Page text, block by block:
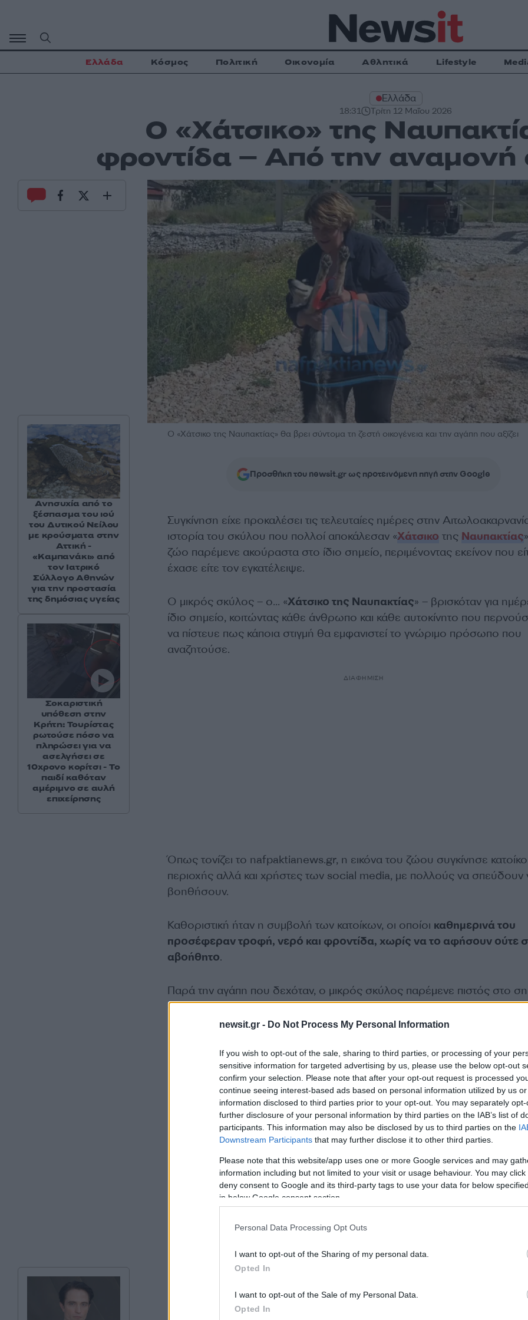
newsit.gr - Do Not Process My Personal Information
If you wish to opt-out of the sale, sharing to third parties, or processing of your
sensitive information for targeted advertising by us, please use the below opt-out
confirm your selection. Please note that after your opt-out request is processed
continue seeing interest-based ads based on personal information utilized by us
information disclosed to third parties prior to your opt-out. You may separately
further disclosure of your personal information by third parties on the IAB’s list of
participants. This information may also be disclosed by us to third parties on the
Downstream Participants that may further disclose it to other third parties.
Please note that this website/app uses one or more Google services and may
information including but not limited to your visit or usage behaviour. You may
deny consent to Google and its third-party tags to use your data for below
in below Google consent section.
Personal Data Processing Opt Outs
I want to opt-out of the Sharing of my personal data.
Opted In
I want to opt-out of the Sale of my Personal Data.
Opted In
περιεχόμενο
Ελλάδα Κόσμος Πολιτική Οικονομία Αθλητικά Lifestyle
Ελλάδα
18:31 Τρίτη 12 Μαΐου 2026
Ο «Χάτσικο» της
φροντίδα – Από την αναμονή
Ο «Χάτσικο της Ναυπακτίας» θα βρει σύντομα τη ζεστή οικογένεια και την αγάπη που αξίζει
Προσθήκη του newsit.gr ως προτεινόμενη πηγή στην Google
Συγκίνηση είχε προκαλέσει τις τελευταίες ημέρες στην
ιστορία του σκύλου που πολλοί αποκάλεσαν «Χάτσικο της Ναυπακτίας
ζώο παρέμενε ακούραστα στο ίδιο σημείο, περιμένοντας εκείνον που
έχασε είτε τον εγκατέλειψε.
Ο μικρός σκύλος – ο… «Χάτσικο της Ναυπακτίας» – βρισκόταν για
ίδιο σημείο, κοιτώντας κάθε άνθρωπο και κάθε αυτοκίνητο που
να πίστευε πως κάποια στιγμή θα εμφανιστεί το γνώριμο πρόσωπο που
αναζητούσε.
ΔΙΑΦΗΜΙΣΗ
Όπως τονίζει το nafpaktianews.gr, η εικόνα του ζώου συγκίνησε
περιοχής αλλά και χρήστες των social media, με πολλούς να σπεύδουν
βοηθήσουν.
Καθοριστική ήταν η συμβολή των κατοίκων, οι οποίοι καθημερινά του
προσέφεραν τροφή, νερό και φροντίδα, χωρίς να το αφήσουν ούτε
αβοήθητο.
Παρά την αγάπη που δεχόταν, ο μικρός σκύλος παρέμενε πιστός στο
όπου είχε βρεθεί, συνεχίζοντας να περιμένει.
Ανησυχία από το
ξέσπασμα του ιού
του Δυτικού Νείλου
με κρούσματα στην
Αττική -
«Καμπανάκι» από
τον Ιατρικό
Σύλλογο Αθηνών
για την προστασία
της δημόσιας υγείας
Σοκαριστική
υπόθεση στην
Κρήτη: Τουρίστας
ρωτούσε πόσο να
πληρώσει για να
ασελγήσει σε
10χρονο κορίτσι - Το
παιδί καθόταν
αμέριμνο σε αυλή
επιχείρησης